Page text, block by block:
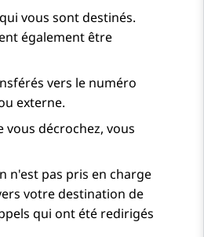
vous sont destinés.
également être
vers le numéro
externe.
décrochez, vous
n'est pas pris en charge
votre destination de
qui ont été redirigés